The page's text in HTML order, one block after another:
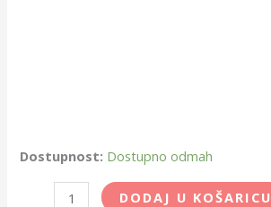
Dostupnost: Dostupno odmah
DODAJ U KOŠARICU